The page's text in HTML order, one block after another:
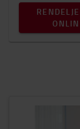
Vezetői